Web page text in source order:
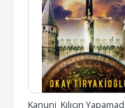
Kanuni  Kılıcın